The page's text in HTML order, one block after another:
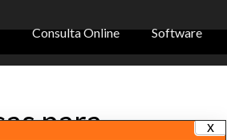
Consulta Online Software
para
x